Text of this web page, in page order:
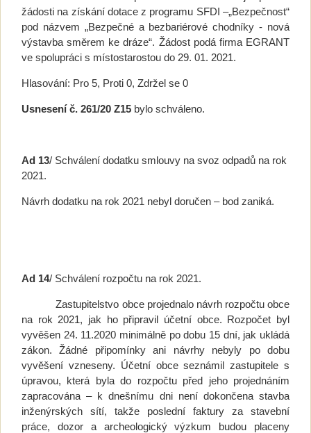
žádosti na získání dotace z programu SFDI –„Bezpečnost“
pod názvem „Bezpečné a bezbariérové chodníky - nová
výstavba směrem ke dráze“. Žádost podá firma EGRANT
ve spolupráci s místostarostou do 29. 01. 2021.
Hlasování: Pro 5, Proti 0, Zdržel se 0
Usnesení č. 261/20 Z15 bylo schváleno.
Ad 13/ Schválení dodatku smlouvy na svoz odpadů na rok
2021.
Návrh dodatku na rok 2021 nebyl doručen – bod zaniká.
Ad 14/ Schválení rozpočtu na rok 2021.
Zastupitelstvo obce projednalo návrh rozpočtu obce
na rok 2021, jak ho připravil účetní obce. Rozpočet byl
vyvěšen 24. 11.2020 minimálně po dobu 15 dní, jak ukládá
zákon. Žádné připomínky ani návrhy nebyly po dobu
vyvěšení vzneseny. Účetní obce seznámil zastupitele s
úpravou, která byla do rozpočtu před jeho projednáním
zapracována – k dnešnímu dni není dokončena stavba
inženýrských sítí, takže poslední faktury za stavební
práce, dozor a archeologický výzkum budou placeny